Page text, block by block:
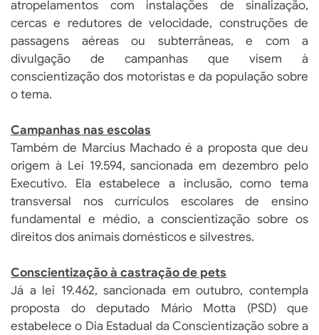
atropelamentos com instalações de sinalização,
cercas e redutores de velocidade, construções de
passagens aéreas ou subterrâneas, e com a
divulgação de campanhas que visem à
conscientização dos motoristas e da população sobre
o tema.
Campanhas nas escolas
Também de Marcius Machado é a proposta que deu
origem à Lei 19.594, sancionada em dezembro pelo
Executivo. Ela estabelece a inclusão, como tema
transversal nos currículos escolares de ensino
fundamental e médio, a conscientização sobre os
direitos dos animais domésticos e silvestres.
Conscientização à castração de pets
Já a lei 19.462, sancionada em outubro, contempla
proposta do deputado Mário Motta (PSD) que
estabelece o Dia Estadual da Conscientização sobre a